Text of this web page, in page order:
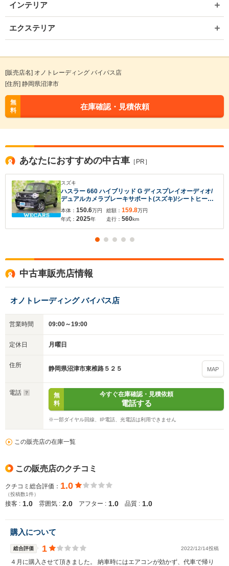
インテリア
エクステリア
[販売店名] オノトレーディング バイパス店
[住所] 静岡県沼津市
無
料
在庫確認・見積依頼
あなたにおすすめの中古車 ［PR］
スズキ
ハスラー 660 ハイブリッド G ディスプレイオーディオ/
デュアルカメラブレーキサポート(スズキ)/シートヒータ
ー 前席/車線逸脱防止支援システム/ドライブレコーダー
社外/ヘッドランプ LED/USBジャック
本体： 150.6万円
年式： 2025年
総額： 159.8万円
走行： 560km
中古車販売店情報
オノトレーディング バイパス店
営業時間 09:00～19:00
定休日 月曜日
住所 静岡県沼津市東椎路５２５ MAP
電話
無
料
今すぐ在庫確認・見積依頼
電話する
※一部ダイヤル回線、IP電話、光電話は利用できません
この販売店の在庫一覧
この販売店のクチコミ
クチコミ総合評価： 1.0
（投稿数1件）
接客 : 1.0 雰囲気 : 2.0 アフター : 1.0 品質 : 1.0
購入について
総合評価 1 2022/12/14投稿
４月に購入させて頂きました。 納車時にはエアコンが効かず、代車で帰り
入力途中の情報を保存しますか？
※次回問い合わせをする際に自動入力されます
※保存された情報は90日で破棄されます
いいえ